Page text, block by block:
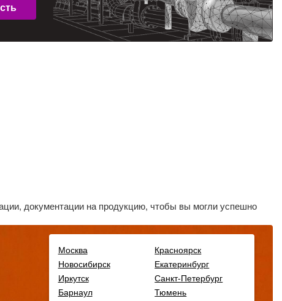
документации на продукцию, чтобы вы могли успешно
Москва
Красноярск
Новосибирск
Екатеринбург
Иркутск
Санкт-Петербург
Барнаул
Тюмень